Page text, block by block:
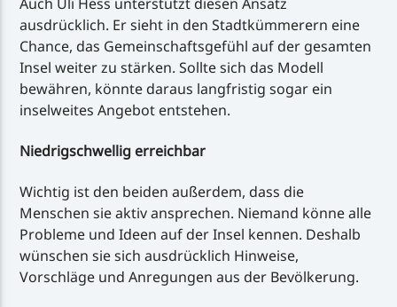
ausdrücklich. Er sieht in den Stadtkümmerern eine
Chance, das Gemeinschaftsgefühl auf der gesamten
Insel weiter zu stärken. Sollte sich das Modell
bewähren, könnte daraus langfristig sogar ein
inselweites Angebot entstehen.
Niedrigschwellig erreichbar
Wichtig ist den beiden außerdem, dass die
Menschen sie aktiv ansprechen. Niemand könne alle
Probleme und Ideen auf der Insel kennen. Deshalb
wünschen sie sich ausdrücklich Hinweise,
Vorschläge und Anregungen aus der Bevölkerung.